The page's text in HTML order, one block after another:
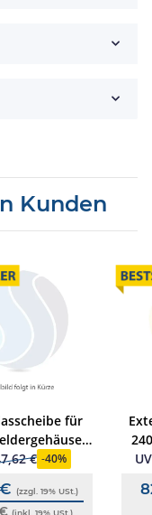
Kunden
für
große
€ -40%
(zzgl. 19% USt.)
(inkl. 19% USt.)